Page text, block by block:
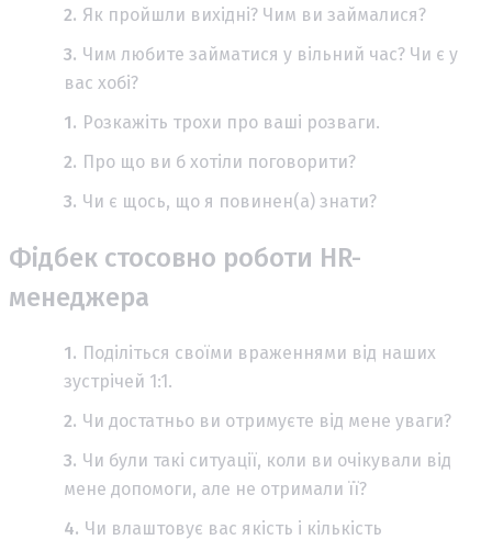
Як пройшли вихідні? Чим ви займалися?
Чим любите займатися у вільний час? Чи є у
вас хобі?
Розкажіть трохи про ваші розваги.
Про що ви б хотіли поговорити?
Чи є щось, що я повинен(а) знати?
Фідбек стосовно роботи HR-
менеджера
Поділіться своїми враженнями від наших
зустрічей 1:1.
Чи достатньо ви отримуєте від мене уваги?
Чи були такі ситуації, коли ви очікували від
мене допомоги, але не отримали її?
Чи влаштовує вас якість і кількість